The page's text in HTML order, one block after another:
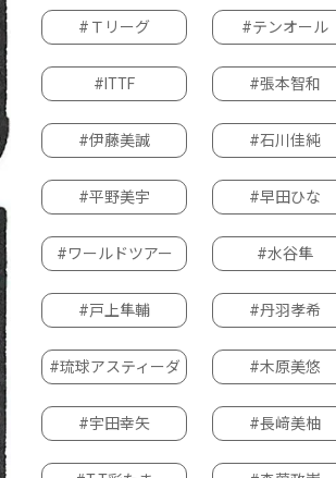
#Ｔリーグ #テンオール
#ITTF #張本智和
#伊藤美誠 #石川佳純
#平野美宇 #早田ひな
#ワールドツアー #水谷隼
#戸上隼輔 #丹羽孝希
#琉球アスティーダ #木原美悠
#宇田幸矢 #長﨑美柚